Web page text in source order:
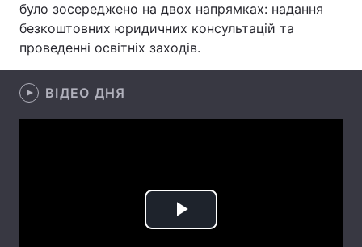
Цікавинки Погода
Лонгріди
було зосереджено на двох напрямках: надання
безкоштовних юридичних консультацій та
проведенні освітніх заходів.
ВІДЕО ДНЯ
Play